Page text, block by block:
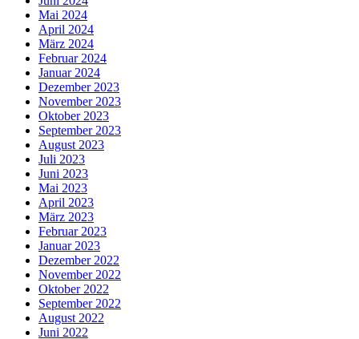
Mai 2024
April 2024
März 2024
Februar 2024
Januar 2024
Dezember 2023
November 2023
Oktober 2023
September 2023
August 2023
Juli 2023
Juni 2023
Mai 2023
April 2023
März 2023
Februar 2023
Januar 2023
Dezember 2022
November 2022
Oktober 2022
September 2022
August 2022
Juni 2022